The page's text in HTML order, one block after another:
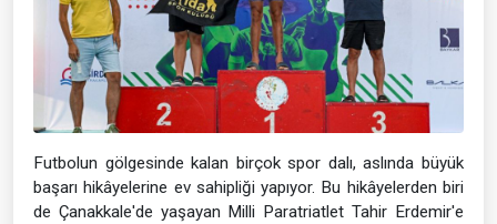
Futbolun gölgesinde kalan birçok spor dalı, aslında büyük
başarı hikâyelerine ev sahipliği yapıyor. Bu hikâyelerden biri
de Çanakkale'de yaşayan Milli Paratriatlet Tahir Erdemir'e